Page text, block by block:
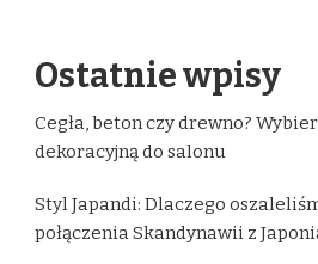
Ostatnie wpisy
Cegła, beton czy drewno?
dekoracyjną do salonu
Styl Japandi: Dlaczego
połączenia Skandynawii z